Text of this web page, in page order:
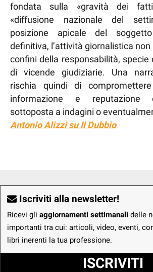
fondata sulla «gravità dei
«diffusione nazionale del
posizione apicale del
definitiva, l’attività giornalistica
confini della responsabilità, specie
di vicende giudiziarie. Una
rischia quindi di
informazione e reputazione
sottoposta a indagini o
Antonio Alizzi su Il Dubbio
Iscriviti alla newsletter!
Ricevi gli aggiornamenti settimanali delle
importanti tra cui: articoli, video, eventi,
libri inerenti la tua professione.
ISCRIVITI